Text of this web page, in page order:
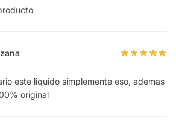
este liquido simplemente eso, ademas
original